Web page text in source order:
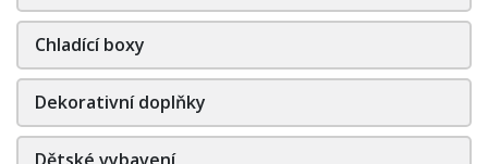
Chladící boxy
Dekorativní doplňky